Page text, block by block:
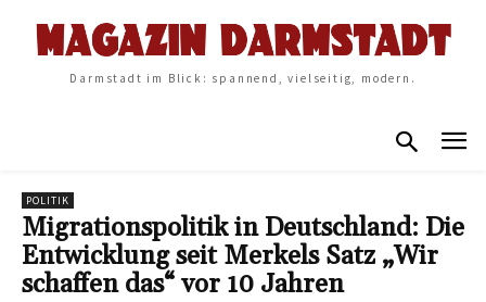
Darmstadt im Blick: spannend, vielseitig, modern.
POLITIK
Migrationspolitik in Deutschland: Die
Entwicklung seit Merkels Satz „Wir
schaffen das“ vor 10 Jahren